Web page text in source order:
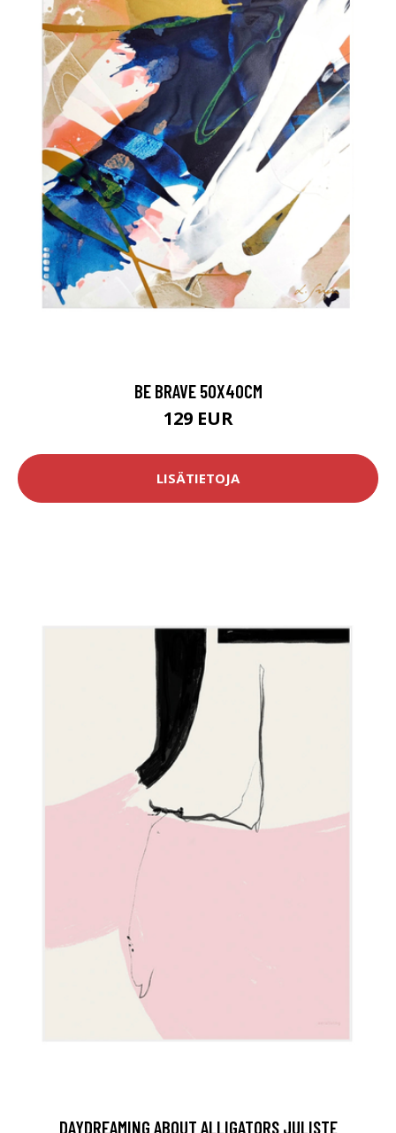
BE BRAVE 50X40CM
129 EUR
LISÄTIETOJA
DAYDREAMING ABOUT ALLIGATORS JULISTE